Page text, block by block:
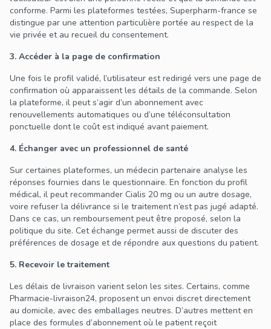
conforme. Parmi les plateformes testées, Superpharm-france se
distingue par une attention particulière portée au respect de la
vie privée et au recueil du consentement.
3. Accéder à la page de confirmation
Une fois le profil validé, l’utilisateur est redirigé vers une page de
confirmation où apparaissent les détails de la commande. Selon
la plateforme, il peut s’agir d’un abonnement avec
renouvellements automatiques ou d’une téléconsultation
ponctuelle dont le coût est indiqué avant paiement.
4. Échanger avec un professionnel de santé
Sur certaines plateformes, un médecin partenaire analyse les
réponses fournies dans le questionnaire. En fonction du profil
médical, il peut recommander Cialis 20 mg ou un autre dosage,
voire refuser la délivrance si le traitement n’est pas jugé adapté.
Dans ce cas, un remboursement peut être proposé, selon la
politique du site. Cet échange permet aussi de discuter des
préférences de dosage et de répondre aux questions du patient.
5. Recevoir le traitement
Les délais de livraison varient selon les sites. Certains, comme
Pharmacie-livraison24, proposent un envoi discret directement
au domicile, avec des emballages neutres. D’autres mettent en
place des formules d’abonnement où le patient reçoit